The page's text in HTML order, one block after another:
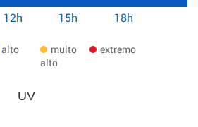
12h 15h
18h
alto
muito
alto
extremo
UV